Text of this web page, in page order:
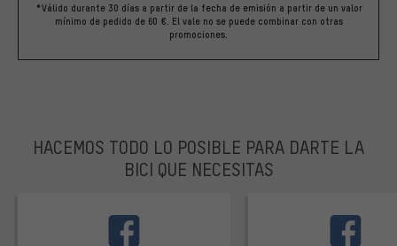
*Válido durante 30 días a partir de la fecha de emisión a partir de un valor
mínimo de pedido de 60 €. El vale no se puede combinar con otras
promociones.
HACEMOS TODO LO POSIBLE PARA DARTE LA
BICI QUE NECESITAS